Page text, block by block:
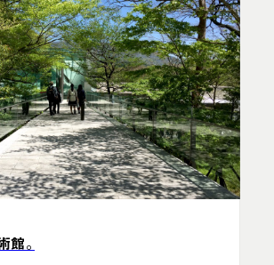
館。